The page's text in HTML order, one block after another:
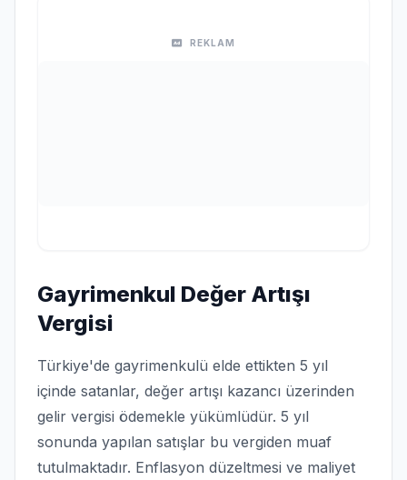
REKLAM
Gayrimenkul Değer Artışı
Vergisi
Türkiye'de gayrimenkulü elde ettikten 5 yıl
içinde satanlar, değer artışı kazancı üzerinden
gelir vergisi ödemekle yükümlüdür. 5 yıl
sonunda yapılan satışlar bu vergiden muaf
tutulmaktadır. Enflasyon düzeltmesi ve maliyet